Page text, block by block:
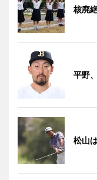
核廃
平野
松山